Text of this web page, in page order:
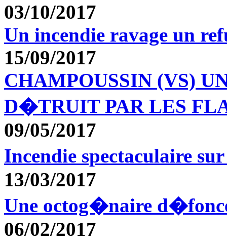
03/10/2017
Un incendie ravage un
15/09/2017
CHAMPOUSSIN (VS)
D�TRUIT PAR LES
09/05/2017
Incendie spectaculaire
13/03/2017
Une octog�naire
06/02/2017